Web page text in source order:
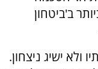
ב'ביטחון
ולא ישיג ניצחון.